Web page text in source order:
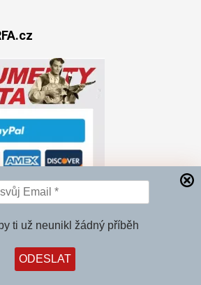
ti už neunikl žádný příběh
ARFA
neunikne žádný příběh!